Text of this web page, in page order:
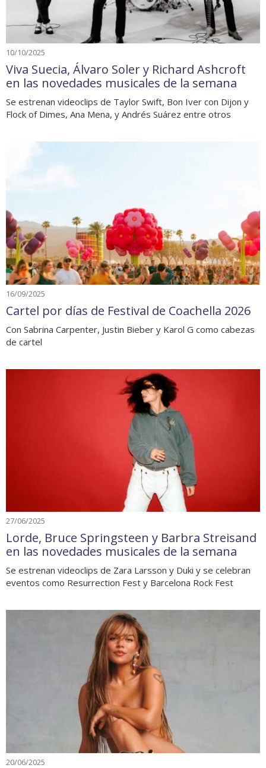
10/10/2025
Viva Suecia, Álvaro Soler y Richard Ashcroft
en las novedades musicales de la semana
Se estrenan videoclips de Taylor Swift, Bon Iver con Dijon y
Flock of Dimes, Ana Mena, y Andrés Suárez entre otros
16/09/2025
Cartel por días de Festival de Coachella 2026
Con Sabrina Carpenter, Justin Bieber y Karol G como cabezas
de cartel
27/06/2025
Lorde, Bruce Springsteen y Barbra Streisand
en las novedades musicales de la semana
Se estrenan videoclips de Zara Larsson y Duki y se celebran
eventos como Resurrection Fest y Barcelona Rock Fest
20/06/2025